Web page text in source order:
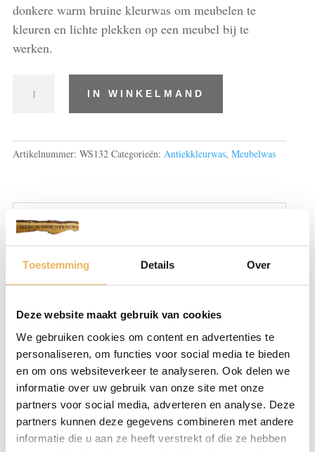
Toestemming Details Over
Deze website maakt gebruik van cookies
We gebruiken cookies om content en advertenties te
personaliseren, om functies voor social media te bieden
en om ons websiteverkeer te analyseren. Ook delen we
informatie over uw gebruik van onze site met onze
partners voor social media, adverteren en analyse. Deze
partners kunnen deze gegevens combineren met andere
informatie die u aan ze heeft verstrekt of die ze hebben
donkere warm bruine kleurwas om meubelen te
kleuren en lichte plekken op een meubel bij te
werken.
aantal
IN WINKELMAND
Artikelnummer: WS132 Categorieën: Antiekkleurwas, Meubelwas
Beoordelingen (0)
functie als de normale antiekwas, namelijk
om meubels te kleuren en om de natuurlijke
glans terug te halen. Deze antiekwas is er
voor gekleurde en onbehandelde meubels.
Deze was reinigt, conserveert en beschermt
houten meubels die afgewerkt zijn met een
was. De kleurwas is vervaardigd naar een